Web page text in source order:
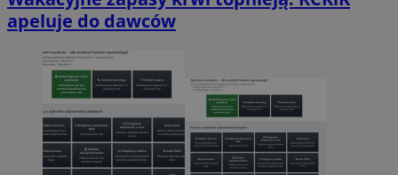
apeluje do dawców